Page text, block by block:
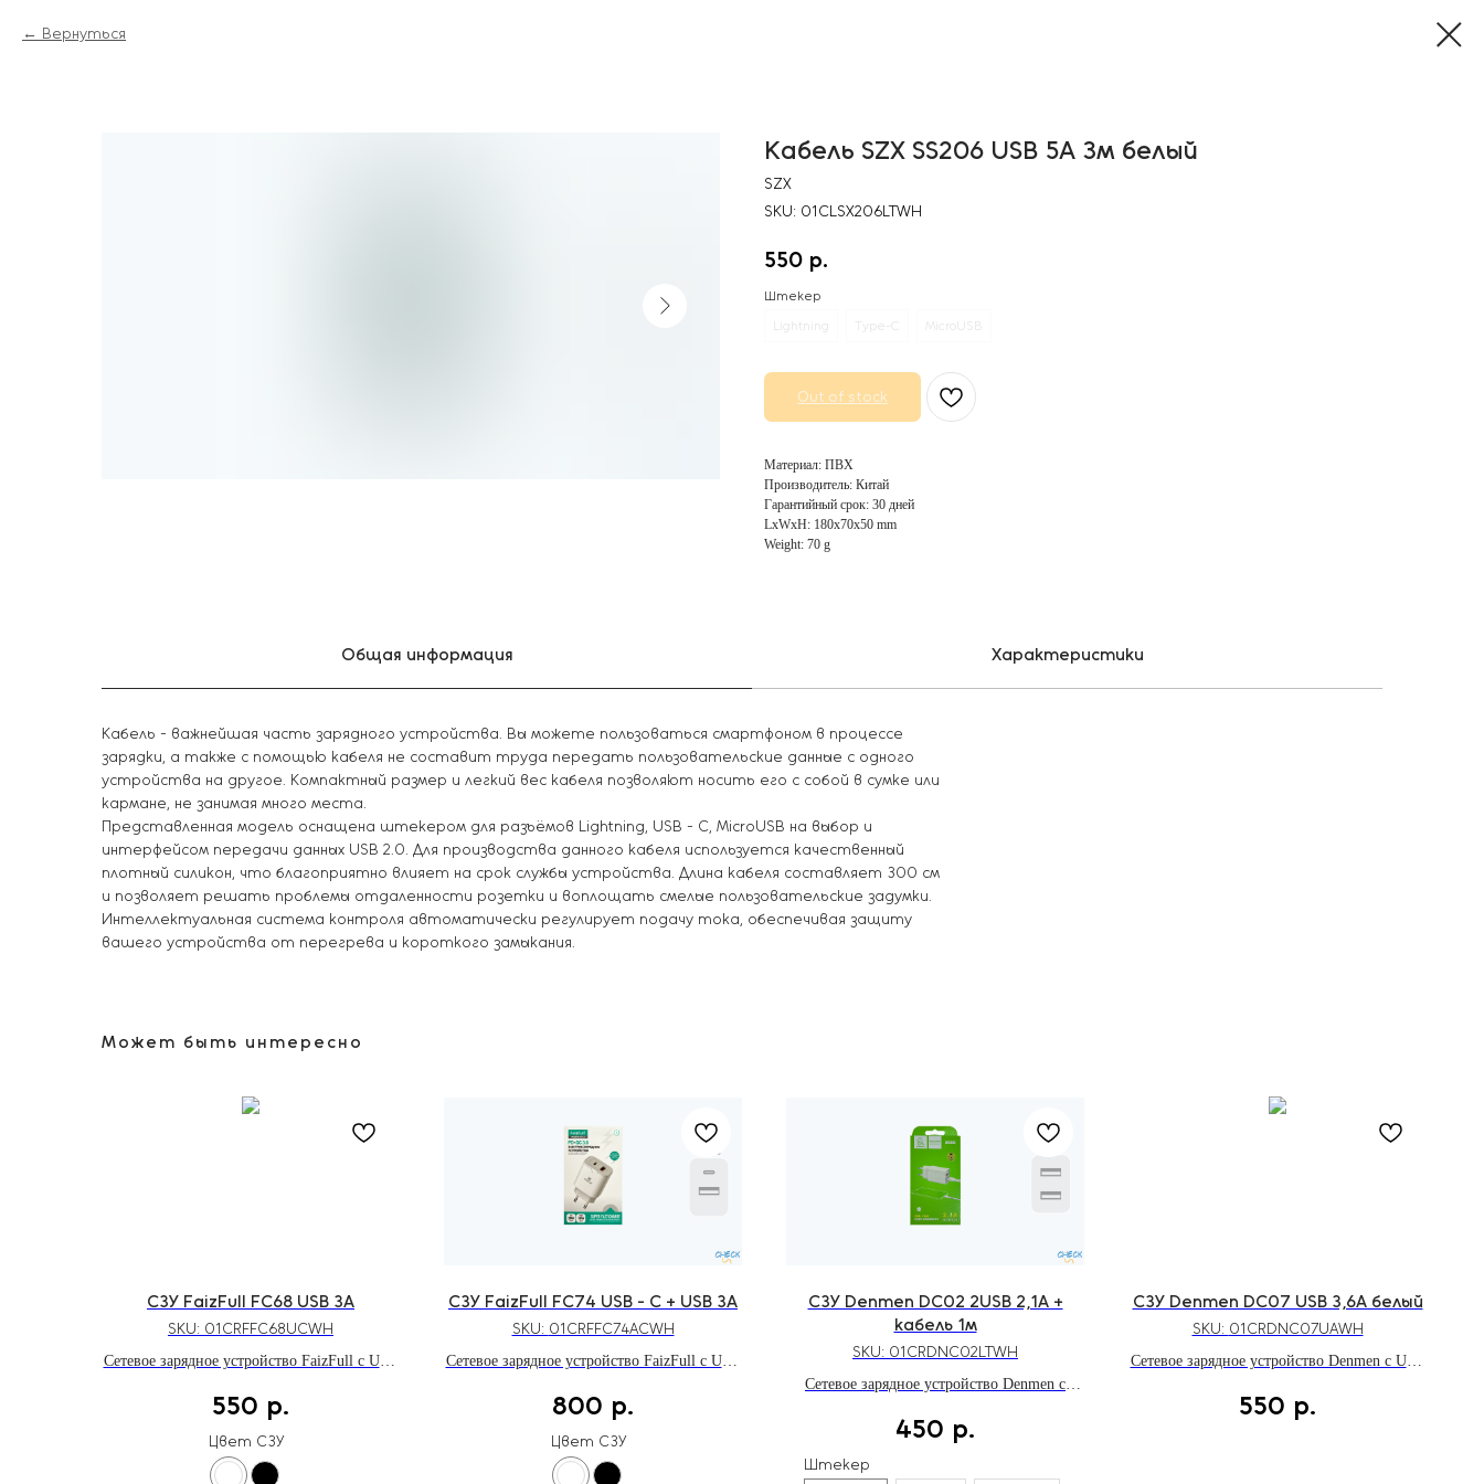
Вернуться
Кабель SZX SS206 USB 5A 3м белый
SZX
SKU: 01CLSX206LTWH
550 р.
Штекер
Lightning
Type-C MicroUSB
Out of stock
Материал: ПВХ
Производитель: Китай
Гарантийный срок: 30 дней
LxWxH: 180x70x50 mm
Weight: 70 g
Общая информация Характеристики
Кабель - важнейшая часть зарядного устройства. Вы можете пользоваться смартфоном в процессе
зарядки, а также с помощью кабеля не составит труда передать пользовательские данные с одного
устройства на другое. Компактный размер и легкий вес кабеля позволяют носить его с собой в сумке или
кармане, не занимая много места.
Представленная модель оснащена штекером для разъёмов Lightning, USB - C, MicroUSB на выбор и
интерфейсом передачи данных USB 2.0. Для производства данного кабеля используется качественный
плотный силикон, что благоприятно влияет на срок службы устройства. Длина кабеля составляет 300 см
и позволяет решать проблемы отдаленности розетки и воплощать смелые пользовательские задумки.
Интеллектуальная система контроля автоматически регулирует подачу тока, обеспечивая защиту
вашего устройства от перегрева и короткого замыкания.
Может быть интересно
СЗУ FaizFull FC68 USB 3A
SKU: 01CRFFC68UCWH
Сетевое зарядное устройство FaizFull с USB
быстрой зарядки Qualcomm Quick Charge
550 р.
Цвет СЗУ
СЗУ FaizFull FC74 USB - C + USB 3A
SKU: 01CRFFC74ACWH
Сетевое зарядное устройство FaizFull с USB
и поддержкой быстрой зарядки Power
800 р.
Цвет СЗУ
СЗУ Denmen DC02 2USB 2,1A +
кабель 1м
SKU: 01CRDNC02LTWH
Сетевое зарядное устройство Denmen с
кабелем длиной 1м
450 р.
Штекер
СЗУ Denmen DC07 USB 3,6A белый
SKU: 01CRDNC07UAWH
Сетевое зарядное устройство Denmen с USB
быстрой зарядки Qualcomm Quick Charge
550 р.